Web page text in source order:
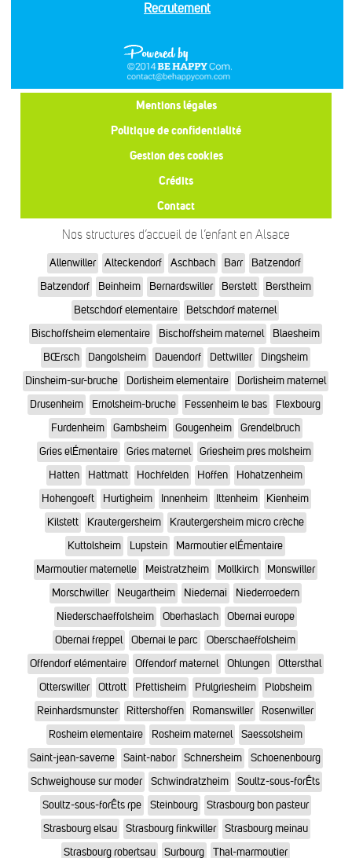
Recrutement
Mentions légales
Politique de confidentialité
Gestion des cookies
Crédits
Contact
Nos structures d’accueil de l’enfant en Alsace
Allenwiller Alteckendorf Aschbach Barr
Batzendorf
Batzendorf
Beinheim Bernardswiller Berstett
Berstheim
Betschdorf elementaire
Betschdorf maternel
Bischoffsheim elementaire
Bischoffsheim maternel
Blaesheim
BŒrsch
Dangolsheim Dauendorf Dettwiller
Dingsheim
Dinsheim-sur-bruche
Dorlisheim elementaire
Dorlisheim maternel
Drusenheim
Ernolsheim-bruche Fessenheim le bas
Flexbourg
Furdenheim
Gambsheim Gougenheim
Grendelbruch
Gries elÉmentaire
Gries maternel
Griesheim pres molsheim
Hatten
Hattmatt Hochfelden Hoffen
Hohatzenheim
Hohengoeft
Hurtigheim Innenheim Ittenheim
Kienheim
Kilstett
Krautergersheim
Krautergersheim micro crèche
Kuttolsheim
Lupstein
Marmoutier elÉmentaire
Marmoutier maternelle
Meistratzheim Mollkirch
Monswiller
Morschwiller
Neugartheim Niedernai
Niederroedern
Niederschaeffolsheim
Oberhaslach
Obernai europe
Obernai freppel
Obernai le parc
Oberschaeffolsheim
Offendorf elémentaire
Offendorf maternel Ohlungen
Ottersthal
Otterswiller
Ottrott Pfettisheim Pfulgriesheim
Plobsheim
Reinhardsmunster
Rittershoffen Romanswiller
Rosenwiller
Rosheim elementaire
Rosheim maternel
Saessolsheim
Saint-jean-saverne
Saint-nabor Schnersheim
Schoenenbourg
Schweighouse sur moder
Schwindratzheim
Soultz-sous-forÊts
Soultz-sous-forÊts rpe
Steinbourg
Strasbourg bon pasteur
Strasbourg elsau
Strasbourg finkwiller
Strasbourg meinau
Strasbourg robertsau
Surbourg Thal-marmoutier